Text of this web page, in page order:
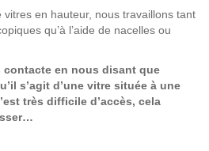
en hauteur, nous travaillons tant
qu’à l’aide de nacelles ou
contacte en nous disant que
s’agit d’une vitre située à une
très difficile d’accès, cela